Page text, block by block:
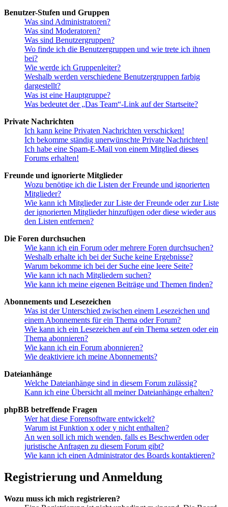
Benutzer-Stufen und Gruppen
Was sind Administratoren?
Was sind Moderatoren?
Was sind Benutzergruppen?
Wo finde ich die Benutzergruppen und wie trete ich ihnen
bei?
Wie werde ich Gruppenleiter?
Weshalb werden verschiedene Benutzergruppen farbig
dargestellt?
Was ist eine Hauptgruppe?
Was bedeutet der „Das Team“-Link auf der Startseite?
Private Nachrichten
Ich kann keine Privaten Nachrichten verschicken!
Ich bekomme ständig unerwünschte Private Nachrichten!
Ich habe eine Spam-E-Mail von einem Mitglied dieses
Forums erhalten!
Freunde und ignorierte Mitglieder
Wozu benötige ich die Listen der Freunde und ignorierten
Mitglieder?
Wie kann ich Mitglieder zur Liste der Freunde oder zur Liste
der ignorierten Mitglieder hinzufügen oder diese wieder aus
den Listen entfernen?
Die Foren durchsuchen
Wie kann ich ein Forum oder mehrere Foren durchsuchen?
Weshalb erhalte ich bei der Suche keine Ergebnisse?
Warum bekomme ich bei der Suche eine leere Seite?
Wie kann ich nach Mitgliedern suchen?
Wie kann ich meine eigenen Beiträge und Themen finden?
Abonnements und Lesezeichen
Was ist der Unterschied zwischen einem Lesezeichen und
einem Abonnements für ein Thema oder Forum?
Wie kann ich ein Lesezeichen auf ein Thema setzen oder ein
Thema abonnieren?
Wie kann ich ein Forum abonnieren?
Wie deaktiviere ich meine Abonnements?
Dateianhänge
Welche Dateianhänge sind in diesem Forum zulässig?
Kann ich eine Übersicht all meiner Dateianhänge erhalten?
phpBB betreffende Fragen
Wer hat diese Forensoftware entwickelt?
Warum ist Funktion x oder y nicht enthalten?
An wen soll ich mich wenden, falls es Beschwerden oder
juristische Anfragen zu diesem Forum gibt?
Wie kann ich einen Administrator des Boards kontaktieren?
Registrierung und Anmeldung
Wozu muss ich mich registrieren?